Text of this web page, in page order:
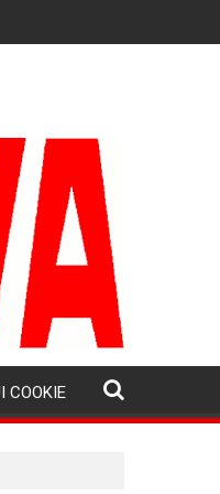
COOKIE